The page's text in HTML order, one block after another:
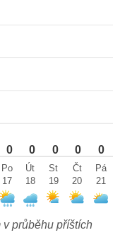
0 0 0 0 0
Po
17
Út
18
St
19
Čt
20
Pá
21
v průběhu příštích